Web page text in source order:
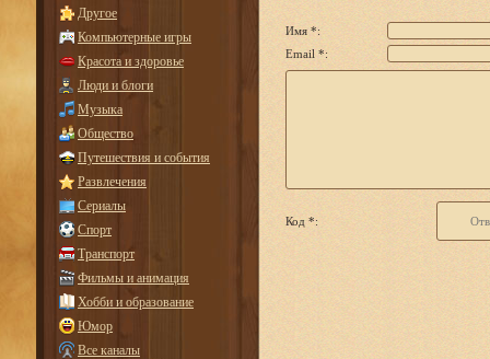
Другое
Компьютерные игры
Красота и здоровье
Люди и блоги
Музыка
Общество
Путешествия и события
Развлечения
Сериалы
Спорт
Транспорт
Фильмы и анимация
Хобби и образование
Юмор
Все каналы
Имя *:
Email *:
Код *: